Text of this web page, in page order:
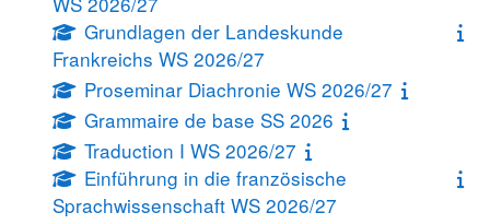
Grundlagen der Landeskunde
Frankreichs WS 2026/27
Proseminar Diachronie WS 2026/27
Grammaire de base SS 2026
Traduction I WS 2026/27
Einführung in die französische
Sprachwissenschaft WS 2026/27